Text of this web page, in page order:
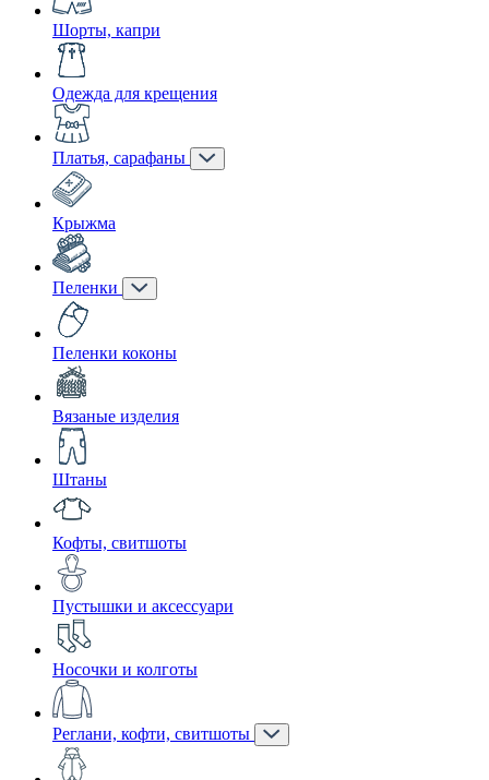
Шорты, капри
Одежда для крещения
Платья, сарафаны
Крыжма
Пеленки
Пеленки коконы
Вязаные изделия
Штаны
Кофты, свитшоты
Пустышки и аксессуари
Носочки и колготы
Реглани, кофти, свитшоты